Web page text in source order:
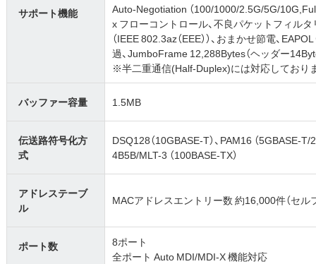
サポート機能
Auto-Negotiation （100/1000/2.5G/5G/
x フローコントロール、不良パケットフィル
（IEEE 802.3az（EEE））、おまかせ節電、
過、JumboFrame 12,288Bytes（ヘッダー
※半二重通信(Half-Duplex)には対応しており
バッファー容量 1.5MB
伝送路符号化方
式
DSQ128（10GBASE-T）、PAM16 （5GBASE-
4B5B/MLT-3 （100BASE-TX）
アドレステーブ
ル
MACアドレスエントリー数 約16,000件（セル
ポート数
8ポート
全ポート Auto MDI/MDI-X 機能対応